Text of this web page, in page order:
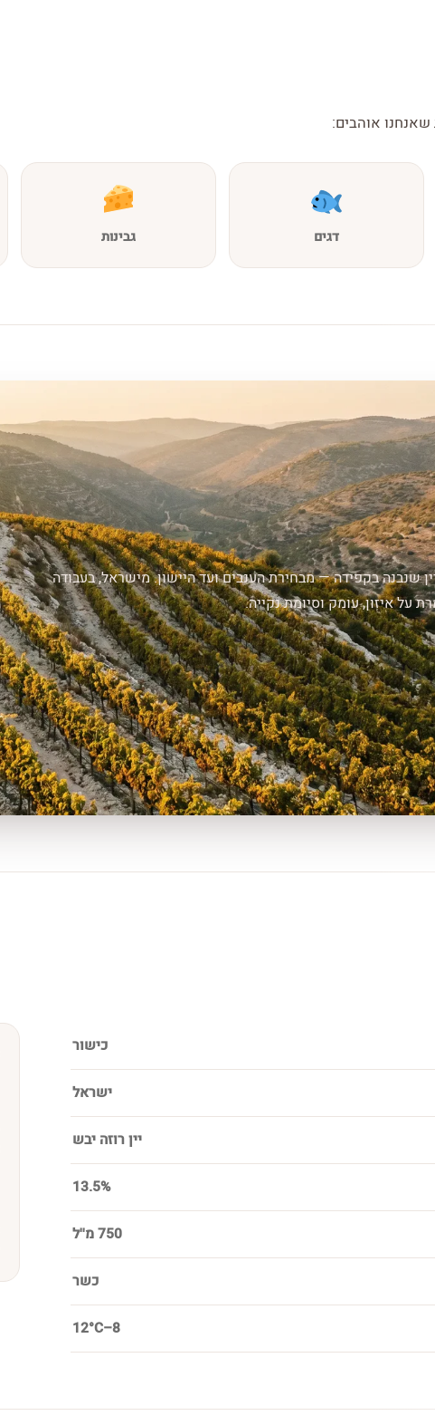
אוהבים:
דגים גבינות
שנבנה בקפידה — מבחירת הענבים ועד היישון. מישראל, בעבודה
איזון, עומק וסיומת נקייה.
כישור
ישראל
יין רוזה יבש
13.5%
750 מ''ל
כשר
8–12°C